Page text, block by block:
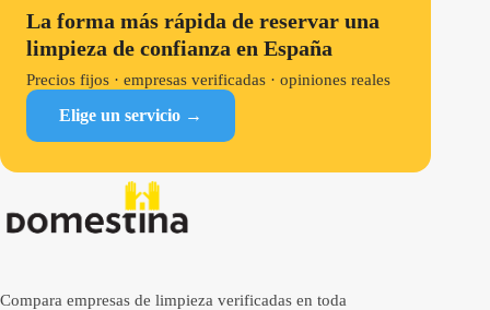
La forma más rápida de reservar una
limpieza de confianza en España
Precios fijos · empresas verificadas · opiniones reales
Elige un servicio →
Compara empresas de limpieza verificadas en toda